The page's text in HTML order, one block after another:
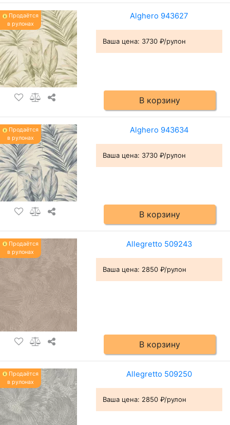
Продаётся
в рулонах
Alghero 943627
Ваша цена: 3730 ₽/рулон
В корзину
Продаётся
в рулонах
Alghero 943634
Ваша цена: 3730 ₽/рулон
В корзину
Продаётся
в рулонах
Allegretto 509243
Ваша цена: 2850 ₽/рулон
В корзину
Продаётся
в рулонах
Allegretto 509250
Ваша цена: 2850 ₽/рулон